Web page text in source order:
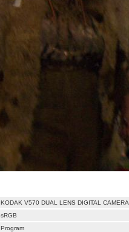
KODAK V570 DUAL LENS DIGITAL CAMERA
sRGB
Program